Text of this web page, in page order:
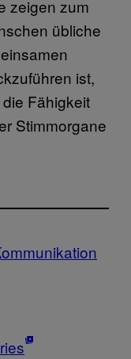
zeigen zum
übliche
ist,
Fähigkeit
Stimmorgane